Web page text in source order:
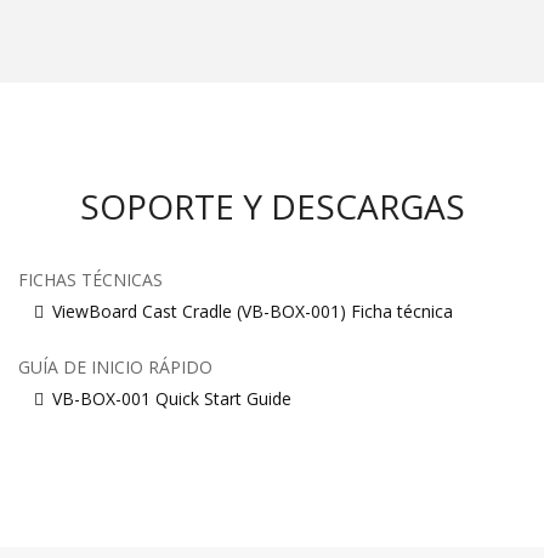
SOPORTE Y DESCARGAS
FICHAS TÉCNICAS
ViewBoard Cast Cradle (VB-BOX-001) Ficha técnica
GUÍA DE INICIO RÁPIDO
VB-BOX-001 Quick Start Guide